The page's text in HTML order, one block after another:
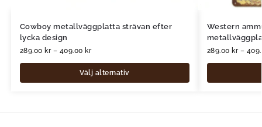
Cowboy metallväggplatta strävan efter
lycka design
289.00 kr – 409.00 kr
Välj alternativ
Western
289.00 kr –